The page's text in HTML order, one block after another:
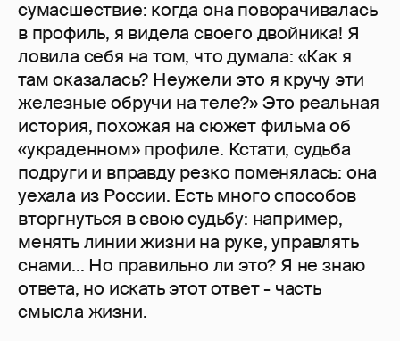
сумасшествие: когда она поворачивалась
в профиль, я видела своего двойника! Я
ловила себя на том, что думала: «Как я
там оказалась? Неужели это я кручу эти
железные обручи на теле?» Это реальная
история, похожая на сюжет фильма об
«украденном» профиле. Кстати, судьба
подруги и вправду резко поменялась: она
уехала из России. Есть много способов
вторгнуться в свою судьбу: например,
менять линии жизни на руке, управлять
снами... Но правильно ли это? Я не знаю
ответа, но искать этот ответ - часть
смысла жизни.